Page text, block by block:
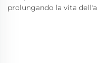
prolungando la vita